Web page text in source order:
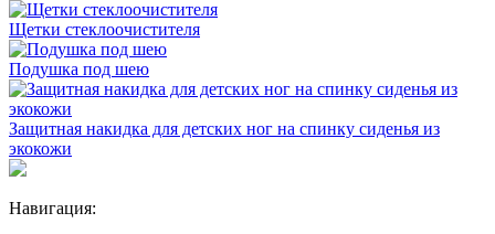
Щетки стеклоочистителя
Подушка под шею
Защитная накидка для детских ног на спинку сиденья из
экокожи
Навигация: